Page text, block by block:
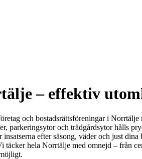
– effektiv
och bostadsrättsföreningar i
parkeringsytor och trädgårdsytor hålls
efter säsong, väder och just
hela Norrtälje med omnejd – från